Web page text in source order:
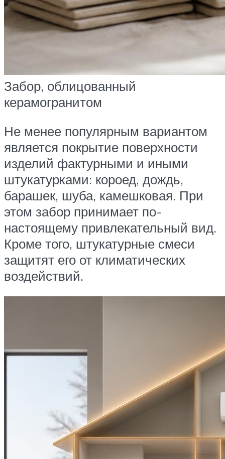
Забор, облицованный
керамогранитом
Не менее популярным вариантом
является покрытие поверхности
изделий фактурными и иными
штукатурками: короед, дождь,
барашек, шуба, камешковая. При
этом забор принимает по-
настоящему привлекательный вид.
Кроме того, штукатурные смеси
защитят его от климатических
воздействий.